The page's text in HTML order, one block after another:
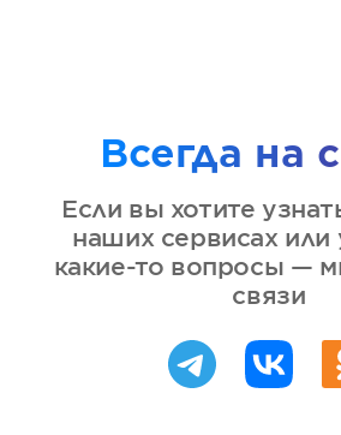
Всегда на
Если вы хотите
наших сервисах или
какие-то вопросы —
связи